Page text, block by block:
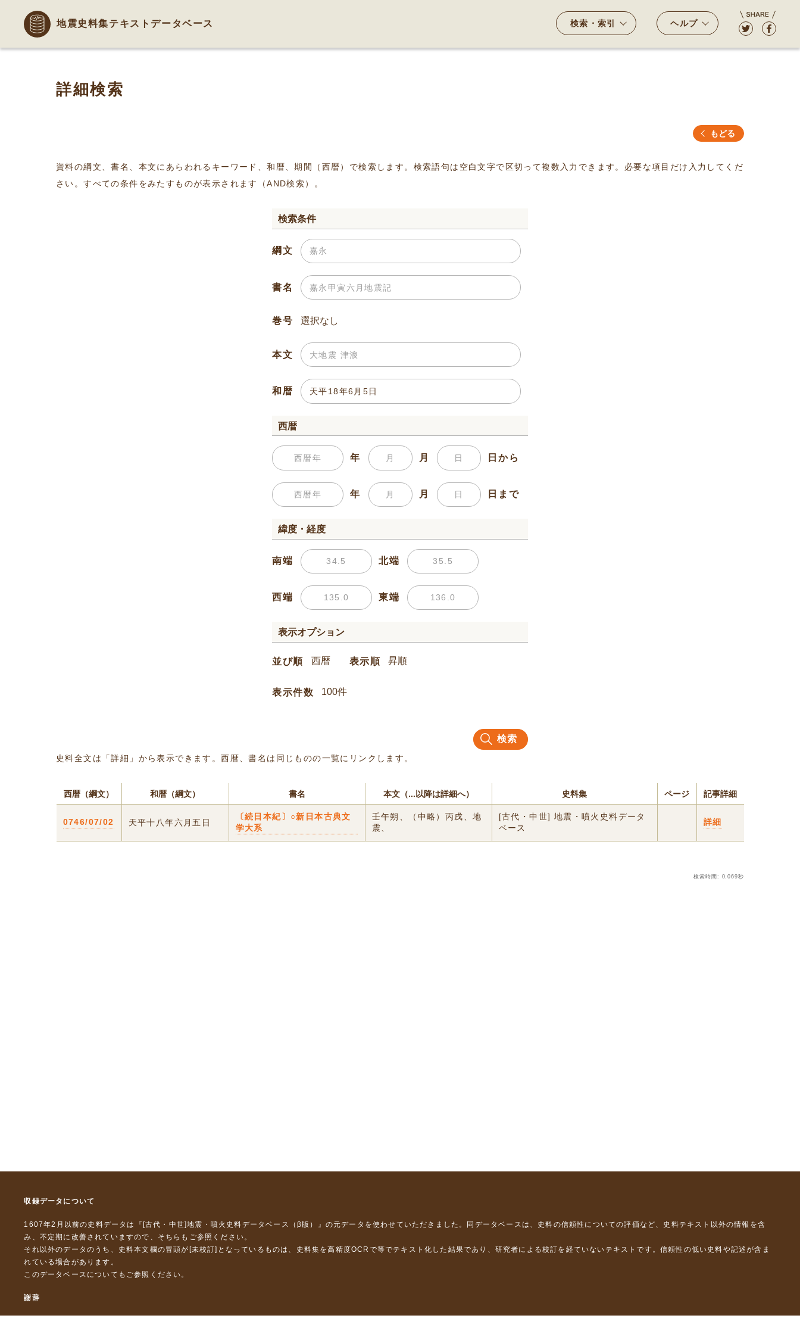
地震史料集テキストデータベース 検索・索引 ヘルプ
詳細検索
もどる
資料の綱文、書名、本文にあらわれるキーワード、和暦、期間（西暦）で検索します。検索語句は空白文字で区切って複数入力できます。必要な項目だけ入力してくだ
さい。すべての条件をみたすものが表示されます（AND検索）。
検索条件
綱文
書名
巻号
本文
和暦
西暦
年 月 日から
年 月 日まで
緯度・経度
南端 北端
西端 東端
表示オプション
並び順 表示順
表示件数
検索
史料全文は「詳細」から表示できます。西暦、書名は同じものの一覧にリンクします。
西暦（綱文） 和暦（綱文） 書名 本文（...以降は詳細へ） 史料集 ページ 記事詳細
0746/07/02 天平十八年六月五日
〔続日本紀〕○新日本古典文
学大系
壬午朔、（中略）丙戌、地
震、
[古代・中世] 地震・噴火史料データ
ベース
詳細
検索時間: 0.069秒
収録データについて
1607年2月以前の史料データは『 [古代・中世]地震・噴火史料データベース（β版）』 の元データを使わせていただきました。同データベースは、史料の信頼性についての評価など、史料テキスト以外の情報を含
み、不定期に改善されていますので、 そちら もご参照ください。
それ以外のデータのうち、史料本文欄の冒頭が[未校訂]となっているものは、史料集を高精度OCRで等でテキスト化した結果であり、研究者による校訂を経ていないテキストです。信頼性の低い史料や記述が含ま
れている場合があります。
このデータベースについて もご参照ください。
謝辞